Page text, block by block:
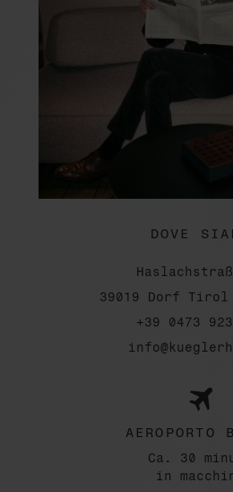
DOVE
39019 Dorf
+39 0473
AEROPORTO
Ca. 30
in